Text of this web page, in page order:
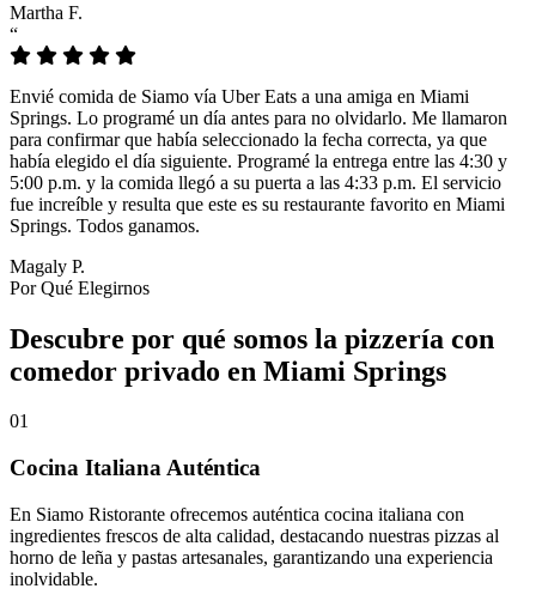
Martha F.
“
Envié comida de Siamo vía Uber Eats a una amiga en Miami
Springs. Lo programé un día antes para no olvidarlo. Me llamaron
para confirmar que había seleccionado la fecha correcta, ya que
había elegido el día siguiente. Programé la entrega entre las 4:30 y
5:00 p.m. y la comida llegó a su puerta a las 4:33 p.m. El servicio
fue increíble y resulta que este es su restaurante favorito en Miami
Springs. Todos ganamos.
Magaly P.
Por Qué Elegirnos
Descubre por qué somos la pizzería con
comedor privado en Miami Springs
01
Cocina Italiana Auténtica
En Siamo Ristorante ofrecemos auténtica cocina italiana con
ingredientes frescos de alta calidad, destacando nuestras pizzas al
horno de leña y pastas artesanales, garantizando una experiencia
inolvidable.